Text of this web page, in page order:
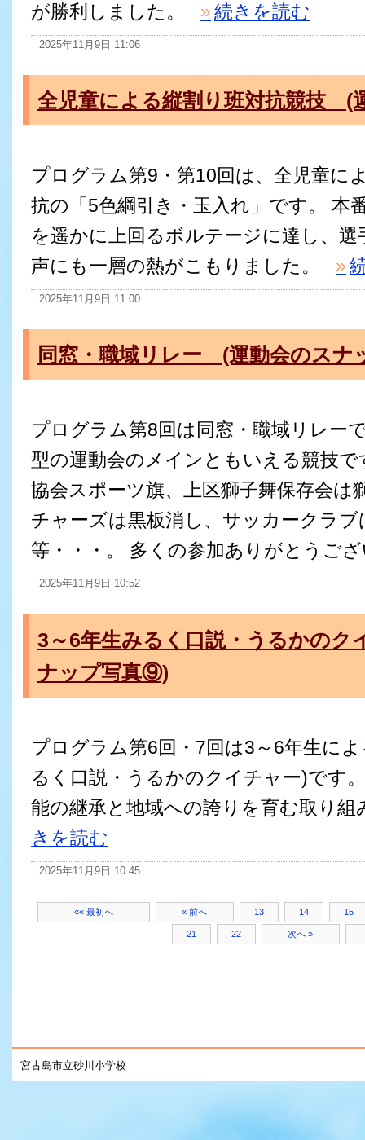
が勝利しました。 »続きを読む
2025年11月9日 11:06
全児童による縦割り班対抗競技 (
プログラム第9・第10回は、全児童に
抗の「5色綱引き・玉入れ」です。 本
を遥かに上回るボルテージに達し、
声にも一層の熱がこもりました。
»
2025年11月9日 11:00
同窓・職域リレー (運動会のスナ
プログラム第8回は同窓・職域リレー
型の運動会のメインともいえる競技
協会スポーツ旗、上区獅子舞保存会は
チャーズは黒板消し、サッカークラ
等・・・。 多くの参加ありがとうご
2025年11月9日 10:52
3～6年生みるく口説・うるかの
ナップ写真⑨)
プログラム第6回・7回は3～6年生に
るく口説・うるかのクイチャー)です
能の継承と地域への誇りを育む取り
きを読む
2025年11月9日 10:45
«« 最初へ « 前へ 13 14 15
21 22 次へ »
宮古島市立砂川小学校